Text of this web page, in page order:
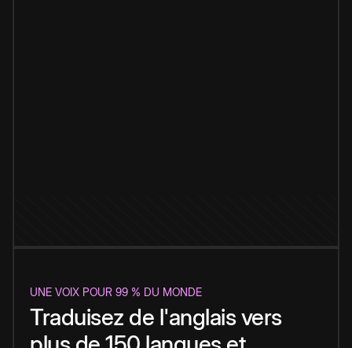
UNE VOIX POUR 99 % DU MONDE
Traduisez de l'anglais vers